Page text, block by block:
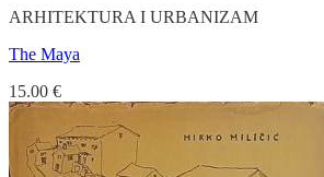
ARHITEKTURA I URBANIZAM
The Maya
15.00 €